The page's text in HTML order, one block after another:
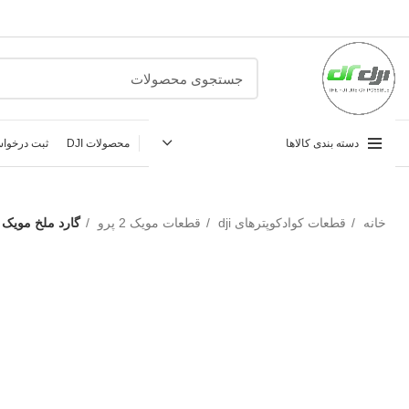
دسته بندی کالاها محصولات DJI ثبت
خانه قطعات کوادکوپترهای dji قطعات مویک 2 پرو گارد ملخ مویک ۲ پرو